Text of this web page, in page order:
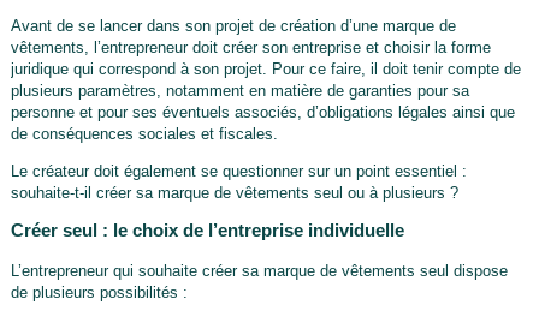
Avant de se lancer dans son projet de création d’une marque de
vêtements, l’entrepreneur doit créer son entreprise et choisir la forme
juridique qui correspond à son projet. Pour ce faire, il doit tenir compte de
plusieurs paramètres, notamment en matière de garanties pour sa
personne et pour ses éventuels associés, d’obligations légales ainsi que
de conséquences sociales et fiscales.
Le créateur doit également se questionner sur un point essentiel :
souhaite-t-il créer sa marque de vêtements seul ou à plusieurs ?
Créer seul : le choix de l’entreprise individuelle
L’entrepreneur qui souhaite créer sa marque de vêtements seul dispose
de plusieurs possibilités :